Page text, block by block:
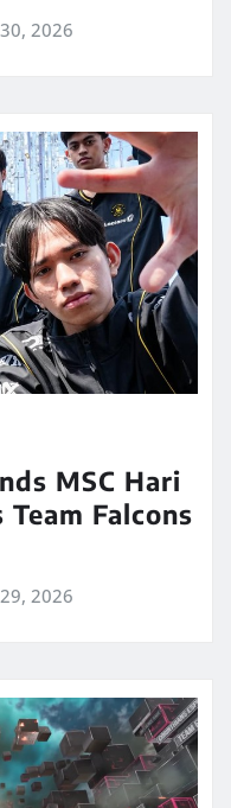
2026
MSC Hari
Falcons
2026